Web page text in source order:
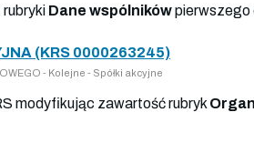
rubryki Dane wspólnikówpierwszego
(KRS 0000263245)
- Kolejne - Spółki akcyjne
modyfikując zawartość rubryk